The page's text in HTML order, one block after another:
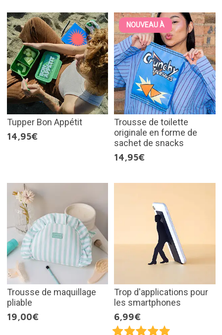
Tupper Bon Appétit
14,95€
NOUVEAU À
Trousse de toilette
originale en forme de
sachet de snacks
14,95€
Trousse de maquillage
pliable
19,00€
Trop d'applications pour
les smartphones
6,99€